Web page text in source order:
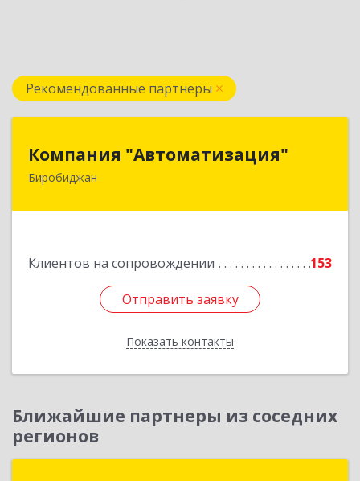
Рекомендованные партнеры
Компания "Автоматизация"
Биробиджан
Клиентов на сопровождении 153
Отправить заявку
Показать контакты
679016, Еврейская Аобл, Биробиджан г,
Отправить заявку
Назад
Ближайшие партнеры из соседних
регионов